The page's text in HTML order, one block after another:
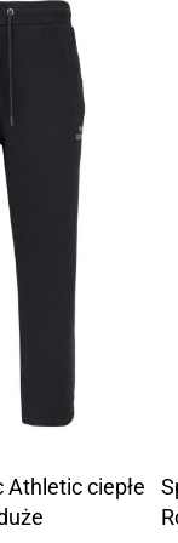
Athletic ciepłe